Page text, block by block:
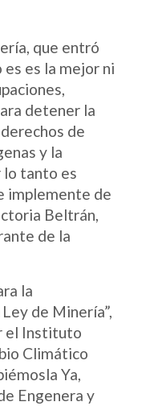
que entró
es es la mejor ni
detener la
de
y la
lo tanto es
implemente de
Beltrán,
de la
la
de Minería”,
el Instituto
Climático
Ya,
Engenera y